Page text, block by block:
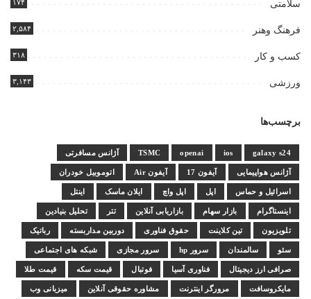
سلامتی ۱۷۴
فرهنگ وهنر ۲,۵۸۴
کسب و کار ۳۱۸
ورزشی ۳,۱۴۳
برچسب‌ها
galaxy s24
ios
openai
TSMC آژانس مسافرتی
آژانس هواپیمایی آیفون 17 آیفون Air اتوموبیل خودران
اسرائیل و حماس اپل اپل واچ ایلان ماسک اینتل
اینستاگرام بازار سهام بازاریابی آنلاین تتر تحلیل بنیادین
تلویزیون تین کلاینت حقوق فناوری دوربین مداربسته رباتیک
سئو سالمندان سرور hp سرور مجازی شبکه های اجتماعی
صرافی ارز دیجیتال فناوری آسیا فوتبال قیمت سکه قیمت طلا
مایکروسافت مرورگر اینترنت مشاوره حقوقی آنلاین میزبانی وب